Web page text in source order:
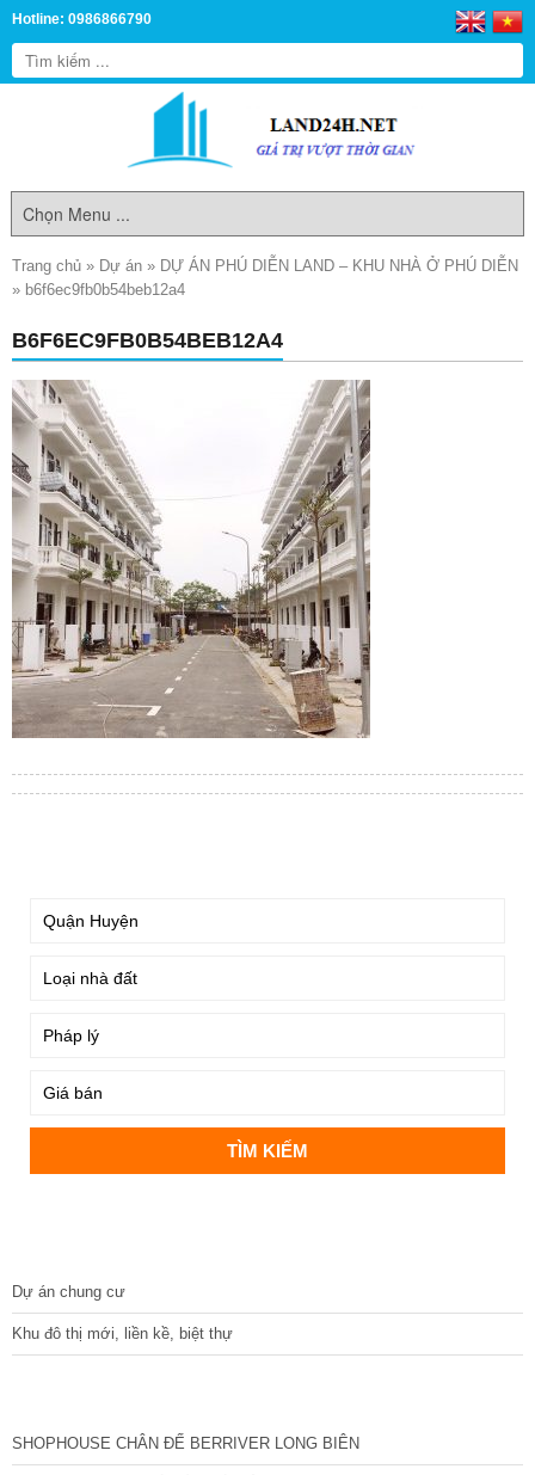
Hotline: 0986866790
Trang chủ » Dự án » DỰ ÁN PHÚ DIỄN LAND – KHU NHÀ Ở PHÚ DIỄN
» b6f6ec9fb0b54beb12a4
B6F6EC9FB0B54BEB12A4
Dự án chung cư
Khu đô thị mới, liền kề, biệt thự
SHOPHOUSE CHÂN ĐẾ BERRIVER LONG BIÊN